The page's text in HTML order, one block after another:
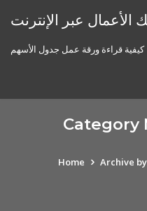
عبر الإنترنت
كيفية قراءة ورقة عمل جدول الأسهم
Category
Home Archive